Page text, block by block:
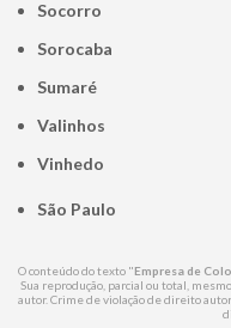
Socorro
Sorocaba
Sumaré
Valinhos
Vinhedo
São Paulo
O conteúdo do texto "Empresa de
Sua reprodução, parcial ou total,
autor. Crime de violação de direito